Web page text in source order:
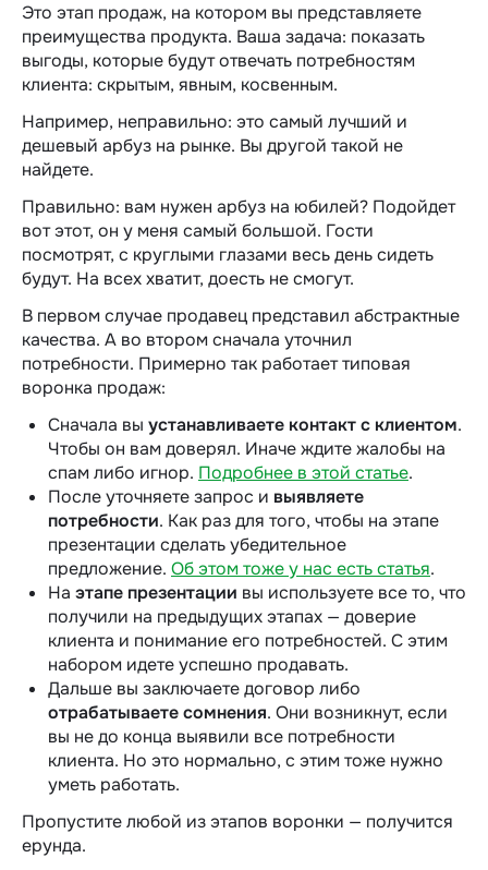
Это этап продаж, на котором вы представляете
преимущества продукта. Ваша задача: показать
выгоды, которые будут отвечать потребностям
клиента: скрытым, явным, косвенным.
Например, неправильно: это самый лучший и
дешевый арбуз на рынке. Вы другой такой не
найдете.
Правильно: вам нужен арбуз на юбилей? Подойдет
вот этот, он у меня самый большой. Гости
посмотрят, с круглыми глазами весь день сидеть
будут. На всех хватит, доесть не смогут.
В первом случае продавец представил абстрактные
качества. А во втором сначала уточнил
потребности. Примерно так работает типовая
воронка продаж:
Сначала вы устанавливаете контакт с клиентом.
Чтобы он вам доверял. Иначе ждите жалобы на
спам либо игнор. Подробнее в этой статье.
После уточняете запрос и выявляете
потребности. Как раз для того, чтобы на этапе
презентации сделать убедительное
предложение. Об этом тоже у нас есть статья.
На этапе презентации вы используете все то, что
получили на предыдущих этапах — доверие
клиента и понимание его потребностей. С этим
набором идете успешно продавать.
Дальше вы заключаете договор либо
отрабатываете сомнения. Они возникнут, если
вы не до конца выявили все потребности
клиента. Но это нормально, с этим тоже нужно
уметь работать.
Пропустите любой из этапов воронки — получится
ерунда.